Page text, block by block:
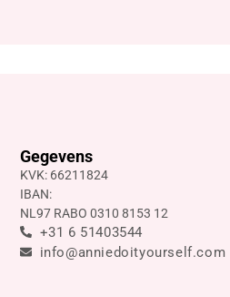
Gegevens
KVK: 66211824
IBAN:
NL97 RABO 0310 8153 12
+31 6 51403544
info@anniedoityourself.com